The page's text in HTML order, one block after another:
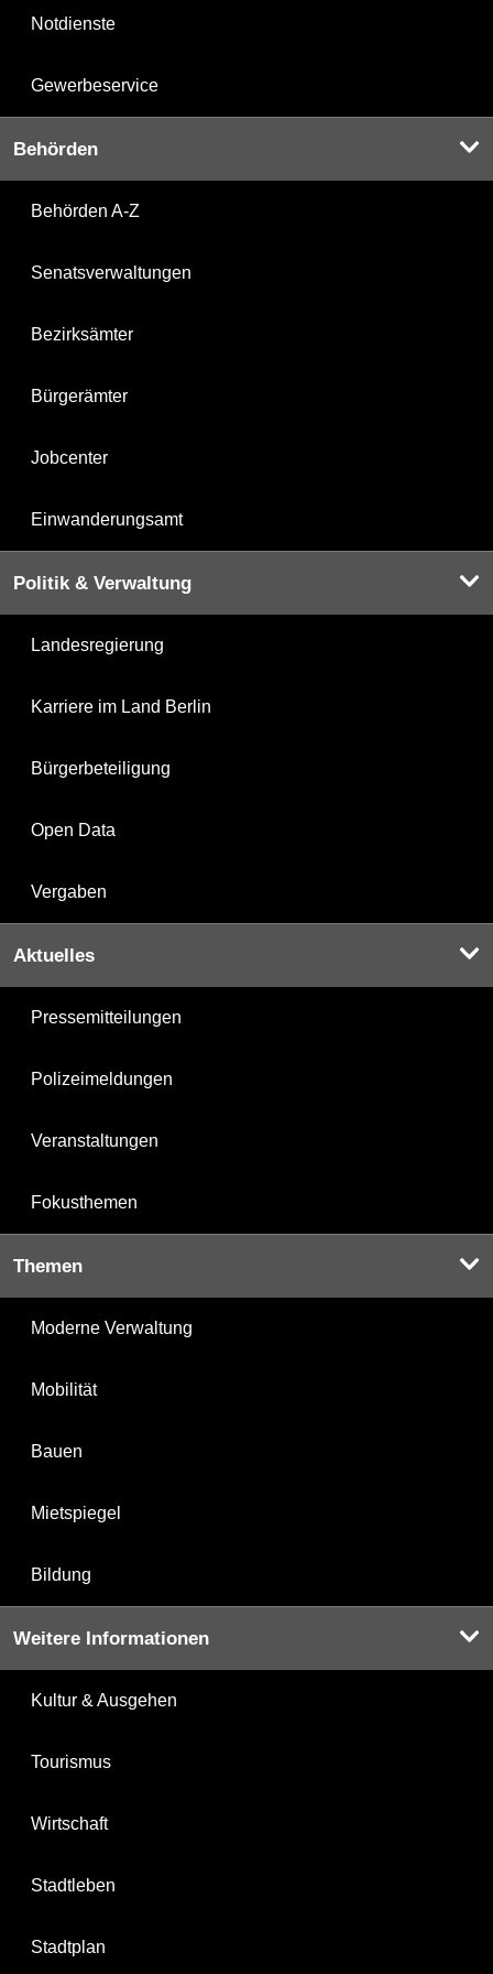
Notdienste
Gewerbeservice
Behörden
Behörden A-Z
Senatsverwaltungen
Bezirksämter
Bürgerämter
Jobcenter
Einwanderungsamt
Politik & Verwaltung
Landesregierung
Karriere im Land Berlin
Bürgerbeteiligung
Open Data
Vergaben
Aktuelles
Pressemitteilungen
Polizeimeldungen
Veranstaltungen
Fokusthemen
Themen
Moderne Verwaltung
Mobilität
Bauen
Mietspiegel
Bildung
Weitere Informationen
Kultur & Ausgehen
Tourismus
Wirtschaft
Stadtleben
Stadtplan